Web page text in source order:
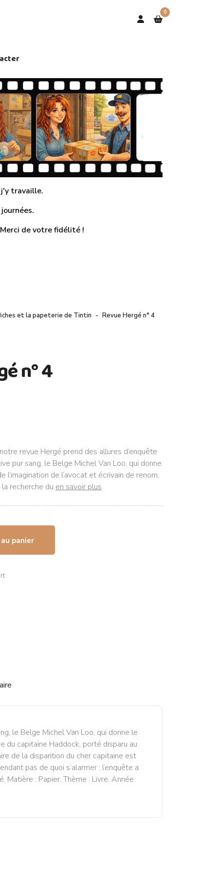
0
travaille.
de votre fidélité !
et la papeterie de Tintin Revue Hergé n° 4
n° 4
revue Hergé prend des allures d’enquête
pur sang, le Belge Michel Van Loo, qui donne
l’imagination de l’avocat et écrivain de renom,
recherche du en savoir plus
panier
le Belge Michel Van Loo, qui donne le
du capitaine Haddock, porté disparu au
de la disparition du cher capitaine est
pas de quoi s’alarmer : l’enquête a
: Papier. Thème : Livre. Année